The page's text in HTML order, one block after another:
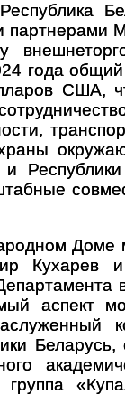
партнерами
года
США,
Кухарев
аспект
Беларусь,